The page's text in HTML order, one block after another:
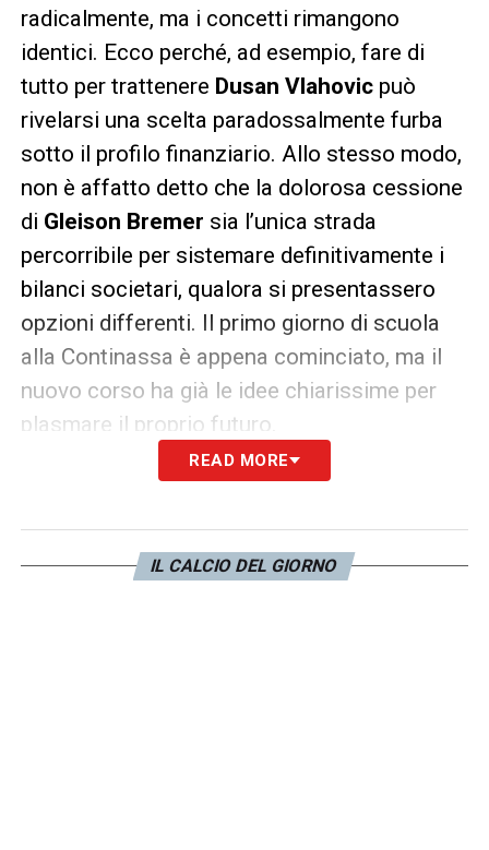
radicalmente, ma i concetti rimangono
identici. Ecco perché, ad esempio, fare di
tutto per trattenere Dusan Vlahovicpuò
rivelarsi una scelta paradossalmente furba
sotto il profilo finanziario. Allo stesso modo,
non è affatto detto che la dolorosa cessione
di Gleison Bremer sia l’unica strada
percorribile per sistemare definitivamente i
bilanci societari, qualora si presentassero
opzioni differenti. Il primo giorno di scuola
alla Continassa è appena cominciato, ma il
nuovo corso ha già le idee chiarissime per
plasmare il proprio futuro.
READ MORE
IL CALCIO DEL GIORNO